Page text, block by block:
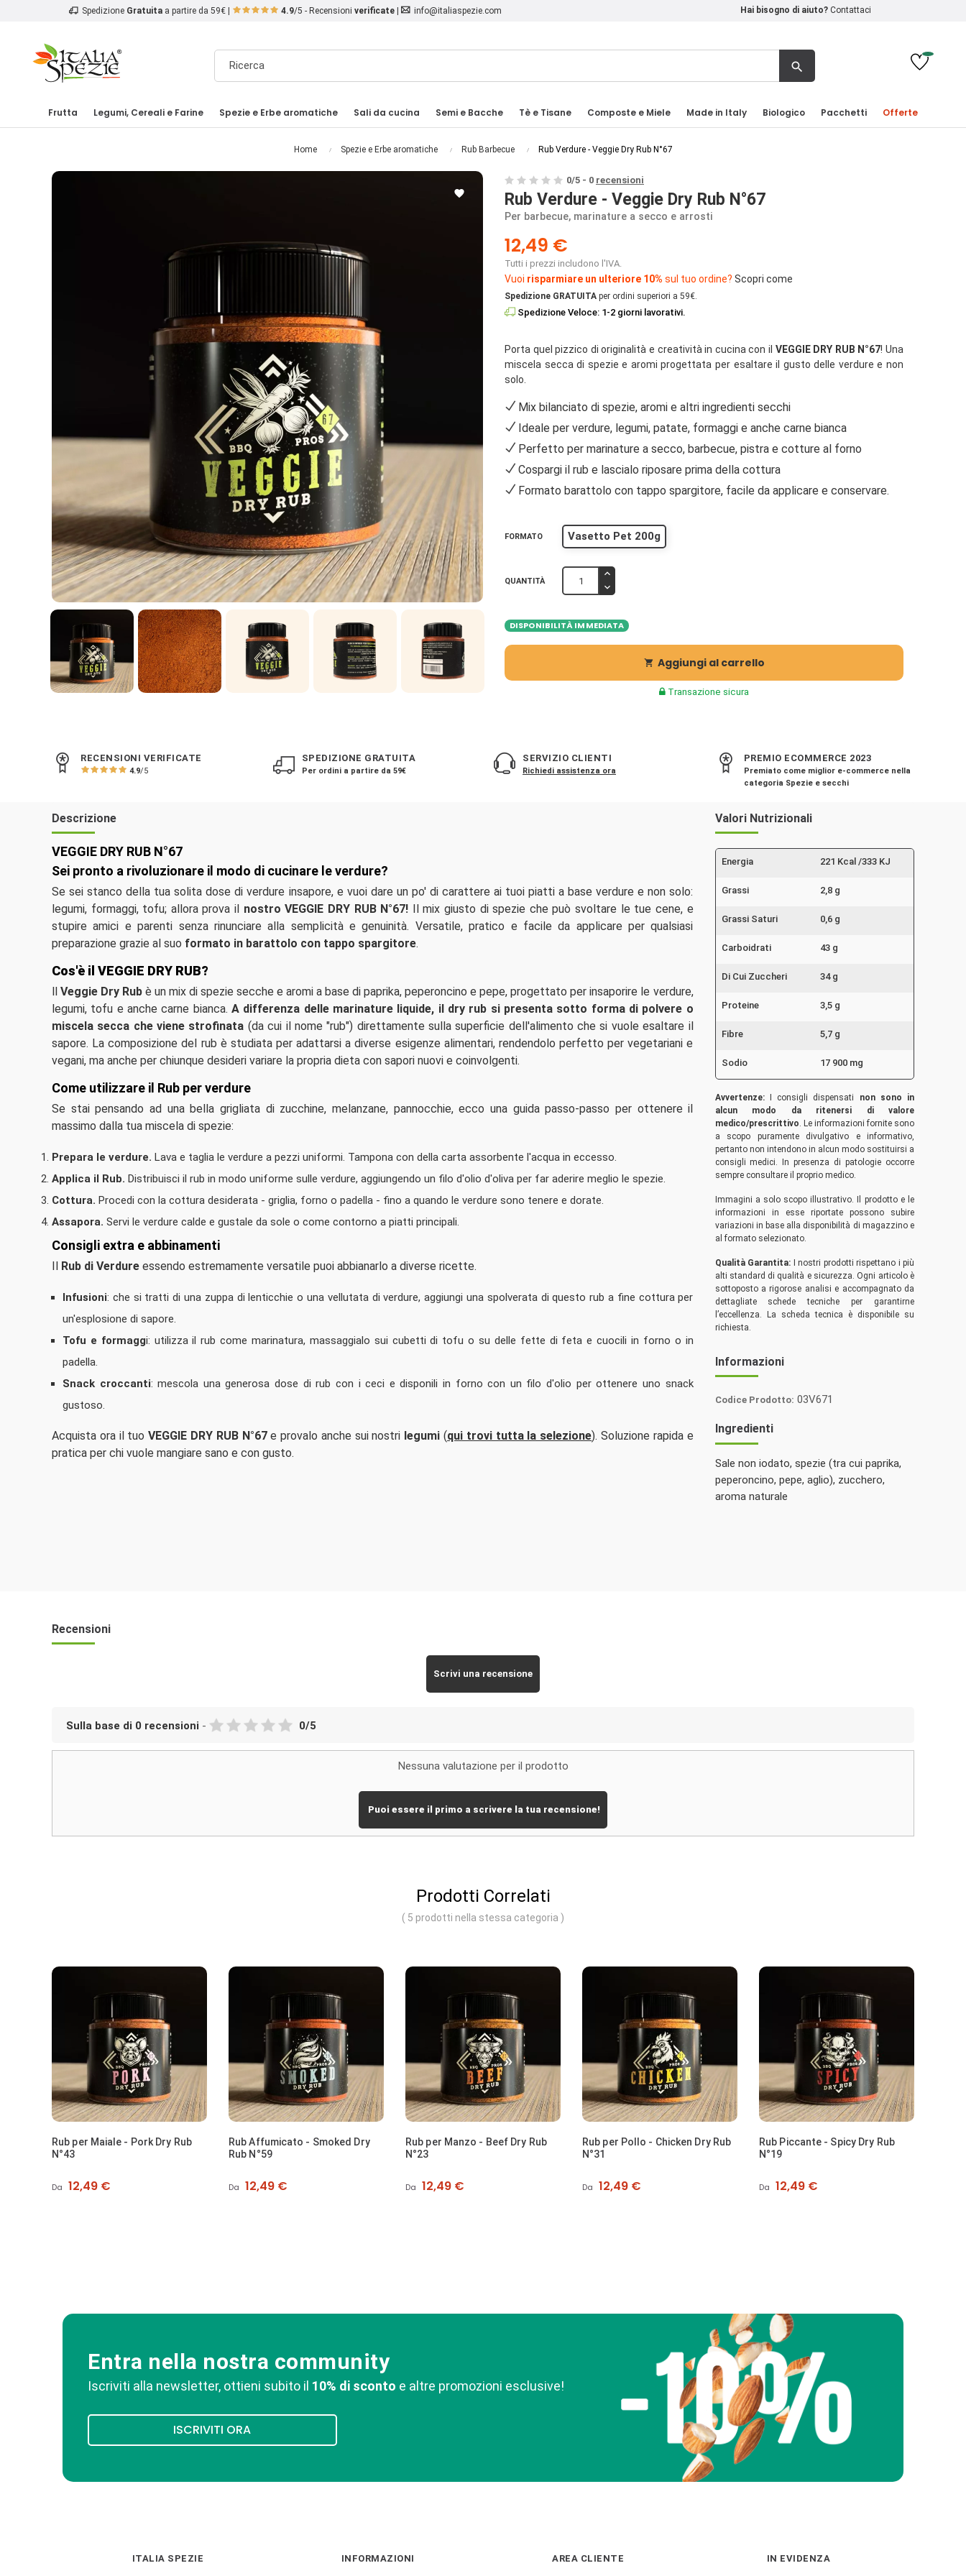
Spedizione Gratuita a partire da 59€ | 4.9/5 - Recensioni verificate info@italiaspezie.com Hai bisogno di aiuto? Contattaci
search
Frutta Legumi, Cereali e Farine Spezie e Erbe aromatiche Sali da cucina Semi e Bacche Tè e Tisane Composte e Miele Made in Italy Biologico Pacchetti Offerte
Home Spezie e Erbe aromatiche Rub Barbecue Rub Verdure - Veggie Dry Rub N°67

0/5 - 0 recensioni
Rub Verdure - Veggie Dry Rub N°67
Per barbecue, marinature a secco e arrosti
12,49 €
Tutti i prezzi includono l'IVA.
Vuoi risparmiare un ulteriore 10% sul tuo ordine? Scopri come
Spedizione GRATUITA per ordini superiori a 59€.
Spedizione Veloce: 1-2 giorni lavorativi.
Porta quel pizzico di originalità e creatività in cucina con il VEGGIE DRY RUB N°67! Una
miscela secca di spezie e aromi progettata per esaltare il gusto delle verdure e non
solo.
Mix bilanciato di spezie, aromi e altri ingredienti secchi
Ideale per verdure, legumi, patate, formaggi e anche carne bianca
Perfetto per marinature a secco, barbecue, pistra e cotture al forno
Cospargi il rub e lascialo riposare prima della cottura
Formato barattolo con tappo spargitore, facile da applicare e conservare.
FORMATO Vasetto Pet 200g
QUANTITÀ
DISPONIBILITÀ IMMEDIATA
 Aggiungi al carrello
Transazione sicura
RECENSIONI VERIFICATE
4.9/5
SPEDIZIONE GRATUITA
Per ordini a partire da 59€
SERVIZIO CLIENTI
Richiedi assistenza ora
PREMIO ECOMMERCE 2023
Premiato come miglior e-commerce nella
categoria Spezie e secchi
Descrizione
VEGGIE DRY RUB N°67
Sei pronto a rivoluzionare il modo di cucinare le verdure?
Se sei stanco della tua solita dose di verdure insapore, e vuoi dare un po' di carattere ai tuoi piatti a base verdure e non solo:
legumi, formaggi, tofu; allora prova il nostro VEGGIE DRY RUB N°67! Il mix giusto di spezie che può svoltare le tue cene, e
stupire amici e parenti senza rinunciare alla semplicità e genuinità. Versatile, pratico e facile da applicare per qualsiasi
preparazione grazie al suo formato in barattolo con tappo spargitore.
Cos'è il VEGGIE DRY RUB?
llVeggie Dry Rub è un mix di spezie secche e aromi a base di paprika, peperoncino e pepe, progettato per insaporire le verdure,
legumi, tofu e anche carne bianca. A differenza delle marinature liquide, il dry rub si presenta sotto forma di polvere o
miscela secca che viene strofinata (da cui il nome "rub") direttamente sulla superficie dell'alimento che si vuole esaltare il
sapore. La composizione del rub è studiata per adattarsi a diverse esigenze alimentari, rendendolo perfetto per vegetariani e
vegani, ma anche per chiunque desideri variare la propria dieta con sapori nuovi e coinvolgenti.
Come utilizzare il Rub per verdure
Se stai pensando ad una bella grigliata di zucchine, melanzane, pannocchie, ecco una guida passo-passo per ottenere il
massimo dalla tua miscela di spezie:
Prepara le verdure. Lava e taglia le verdure a pezzi uniformi. Tampona con della carta assorbente l'acqua in eccesso.
Applica il Rub. Distribuisci il rub in modo uniforme sulle verdure, aggiungendo un filo d'olio d'oliva per far aderire meglio le spezie.
Cottura. Procedi con la cottura desiderata - griglia, forno o padella - fino a quando le verdure sono tenere e dorate.
Assapora. Servi le verdure calde e gustale da sole o come contorno a piatti principali.
Consigli extra e abbinamenti
Rub di Verdure essendo estremamente versatile puoi abbianarlo a diverse ricette.
Infusioni: che si tratti di una zuppa di lenticchie o una vellutata di verdure, aggiungi una spolverata di questo rub a fine cottura per
un'esplosione di sapore.
Tofu e formaggi: utilizza il rub come marinatura, massaggialo sui cubetti di tofu o su delle fette di feta e cuocili in forno o in
padella.
Snack croccanti: mescola una generosa dose di rub con i ceci e disponili in forno con un filo d'olio per ottenere uno snack
gustoso.
Acquista ora il tuoVEGGIE DRY RUB N°67e provalo anche sui nostri legumi (qui trovi tutta la selezione). Soluzione rapida e
pratica per chi vuole mangiare sano e con gusto.
Valori Nutrizionali
Energia 221 Kcal /333 KJ
Grassi 2,8 g
Grassi Saturi 0,6 g
Carboidrati 43 g
Di Cui Zuccheri 34 g
Proteine 3,5 g
Fibre 5,7 g
Sodio 17 900 mg
Avvertenze:I consigli dispensati
non sono in
alcun modo da ritenersi di valore
medico/prescrittivo. Le informazioni fornite sono
a scopo puramente divulgativo e informativo,
pertanto non intendono in alcun modo sostituirsi a
consigli medici. In presenza di patologie occorre
sempre consultare il proprio medico.
Immagini a solo scopo illustrativo. Il prodotto e le
informazioni in esse riportate possono subire
variazioni in base alla disponibilità di magazzino e
al formato selezionato.
Qualità Garantita: I nostri prodotti rispettano i più
alti standard di qualità e sicurezza. Ogni articolo è
sottoposto a rigorose analisi e accompagnato da
dettagliate schede tecniche per garantirne
l’eccellenza. La scheda tecnica è disponibile su
richiesta.
Informazioni
Codice Prodotto: 03V671
Spezie
Ingredienti
Sale non iodato, spezie (tra cui paprika,
peperoncino, pepe, aglio), zucchero,
aroma naturale
Recensioni
Scrivi una recensione
Sulla base di 0 recensioni - 0/5
Nessuna valutazione per il prodotto
Puoi essere il primo a scrivere la tua recensione!
Prodotti Correlati
( 5 prodotti nella stessa categoria )
Rub per Maiale - Pork Dry Rub
N°43
Da Prezzo
12,49 €
Rub Affumicato - Smoked Dry
Rub N°59
Da Prezzo
12,49 €
Rub per Manzo - Beef Dry Rub
N°23
Da Prezzo
12,49 €
Rub per Pollo - Chicken Dry Rub
N°31
Da Prezzo
12,49 €
Rub Piccante - Spicy Dry Rub
N°19
Da Prezzo
12,49 €
Entra nella nostra community
Iscriviti alla newsletter, ottieni subito il 10% di sconto e altre promozioni esclusive!
ISCRIVITI ORA
ITALIA SPEZIE INFORMAZIONI AREA CLIENTE IN EVIDENZA